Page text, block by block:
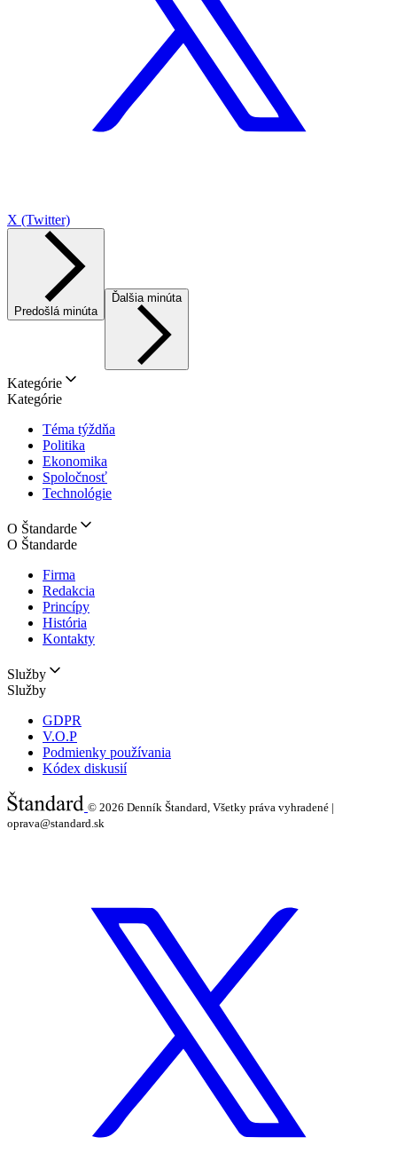
X (Twitter)
Predošlá minúta
Ďalšia minúta
Kategórie
Kategórie
Téma týždňa
Politika
Ekonomika
Spoločnosť
Technológie
O Štandarde
O Štandarde
Firma
Redakcia
Princípy
História
Kontakty
Služby
Služby
GDPR
V.O.P
Podmienky používania
Kódex diskusií
© 2026 Denník Štandard, Všetky práva vyhradené |
oprava@standard.sk